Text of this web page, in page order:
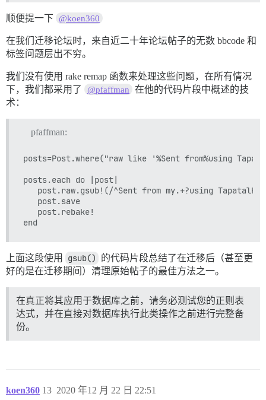
顺便提一下 @koen360
在我们迁移论坛时，来自近二十年论坛帖子的无数 bbcode 和
标签问题层出不穷。
我们没有使用 rake remap 函数来处理这些问题，在所有情况
下，我们都采用了
@pfaffman
在他的代码片段中概述的技
术：
pfaffman:
posts=Post.where("raw like '%Sent from%using
posts.each do |post|
post.raw.gsub!(/^Sent from my.+?using
   post.save
   post.rebake!
上面这段使用 gsub()
的代码片段总结了在迁移后（甚至更
好的是在迁移期间）清理原始帖子的最佳方法之一。
在真正将其应用于数据库之前，请务必测试您的正则表
达式，并在直接对数据库执行此类操作之前进行完整备
份。
koen360 2020 年12 月 22 日 22:51
13